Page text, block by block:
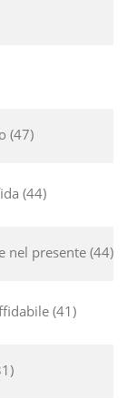
47
44
nel presente 44
41